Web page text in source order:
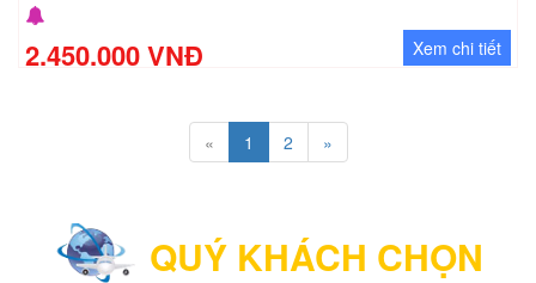
2.450.000 VNĐ Xem chi tiết
« 1 2 »
QUÝ KHÁCH CHỌN